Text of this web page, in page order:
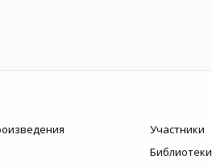
Участники
Библиотеки